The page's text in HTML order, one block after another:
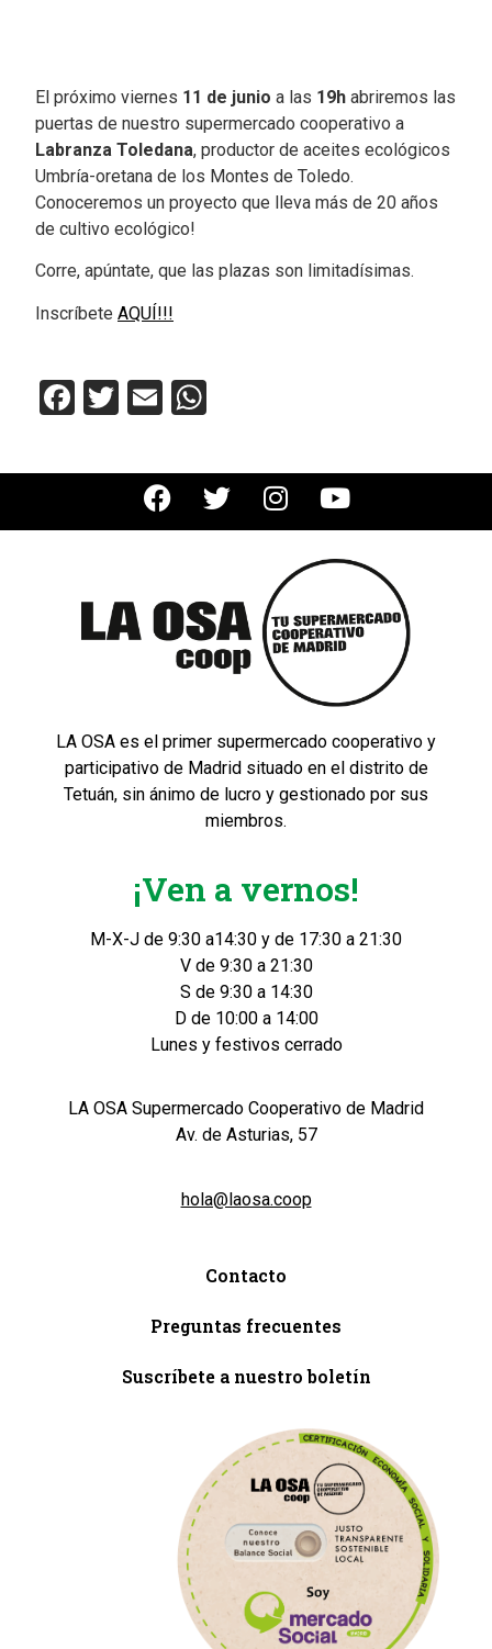
El próximo viernes 11 de junio a las 19h abriremos las
puertas de nuestro supermercado cooperativo a
Labranza Toledana, productor de aceites ecológicos
Umbría-oretana de los Montes de Toledo.
Conoceremos un proyecto que lleva más de 20 años
de cultivo ecológico!
Corre, apúntate, que las plazas son limitadísimas.
Inscríbete AQUÍ!!!
Facebook
Twitter
Email
LA OSA es el primer supermercado cooperativo y
participativo de Madrid situado en el distrito de
Tetuán, sin ánimo de lucro y gestionado por sus
miembros.
¡Ven a vernos!
M-X-J de 9:30 a14:30 y de 17:30 a 21:30
V de 9:30 a 21:30
S de 9:30 a 14:30
D de 10:00 a 14:00
Lunes y festivos cerrado
LA OSA Supermercado Cooperativo de Madrid
Av. de Asturias, 57
hola@laosa.coop
Contacto
Preguntas frecuentes
Suscríbete a nuestro boletín